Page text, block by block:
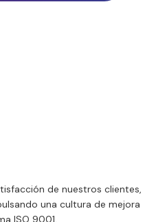
de nuestros clientes,
una cultura de mejora
ISO 9001.